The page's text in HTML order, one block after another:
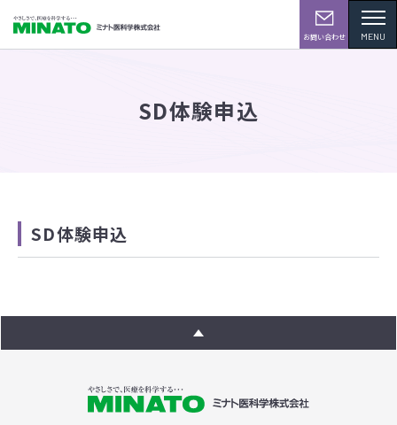
お問い合わせ MENU
SD体験申込
SD体験申込